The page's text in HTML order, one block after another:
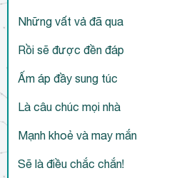
Những vất vả đã qua
Rồi sẽ được đền đáp
Ấm áp đầy sung túc
Là câu chúc mọi nhà
Mạnh khoẻ và may mắn
Sẽ là điều chắc chắn!